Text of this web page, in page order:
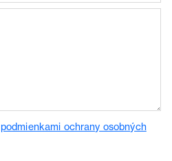
podmienkami ochrany osobných